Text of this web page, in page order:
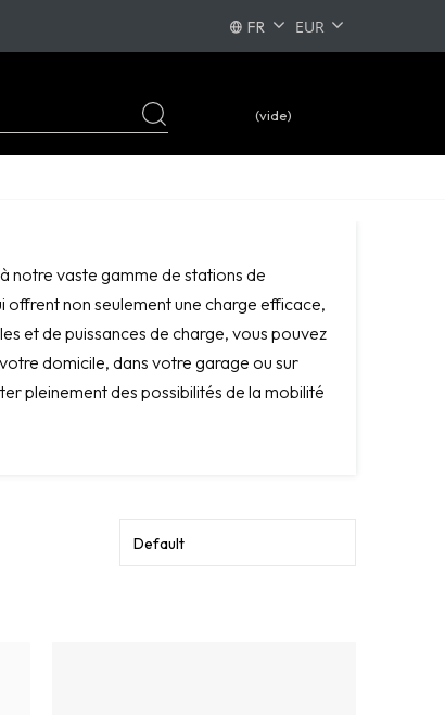
FR
(vide)
notre vaste gamme de stations de
non seulement une charge efficace,
et de puissances de charge, vous pouvez
domicile, dans votre garage ou sur
pleinement des possibilités de la mobilité